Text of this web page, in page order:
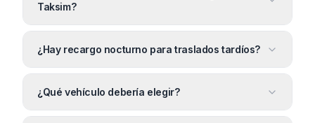
Taksim?
¿Hay recargo nocturno para traslados tardíos?
¿Qué vehículo debería elegir?